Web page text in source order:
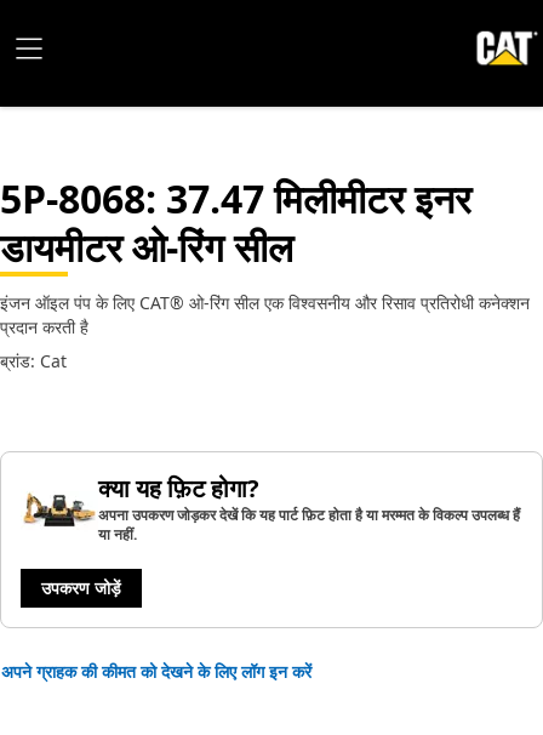
5P-8068: 37.47 मिलीमीटर इनर
डायमीटर ओ-रिंग सील
इंजन ऑइल पंप के लिए CAT® ओ-रिंग सील एक विश्वसनीय और रिसाव प्रतिरोधी कनेक्शन
प्रदान करती है
ब्रांड: Cat
क्या यह फ़िट होगा?
अपना उपकरण जोड़कर देखें कि यह पार्ट फ़िट होता है या मरम्मत के विकल्प उपलब्ध हैं
या नहीं.
उपकरण जोड़ें
अपने ग्राहक की कीमत को देखने के लिए लॉग इन करें